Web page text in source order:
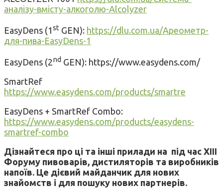
аналізу-вмісту-алкоголю-Alcolyzer
EasyDens (1st GEN): https://dlu.com.ua/Ареометр-
для-пива-EasyDens-1
EasyDens (2nd GEN): https://www.easydens.com/
SmartRef
https://www.easydens.com/products/smartre
EasyDens + SmartRef Combo:
https://www.easydens.com/products/easydens-
smartref-combo
Дізнайтеся про ці та інші прилади на під час XIII
Форуму пивоварів, дистиляторів та виробників
напоїв. Це дієвий майданчик для нових
знайомств і для пошуку нових партнерів.